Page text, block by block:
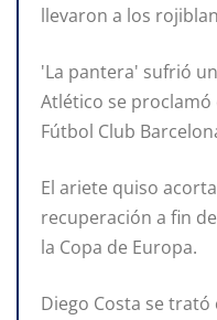
llevaron a los
'La pantera' sufrió
Atlético se
Fútbol Club
El ariete quiso
recuperación a fin
la Copa de Europa.
Diego Costa se